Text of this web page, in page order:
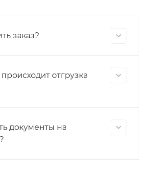
заказ?
отгрузка
документы на